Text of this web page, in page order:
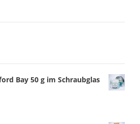
Bay 50 g im Schraubglas